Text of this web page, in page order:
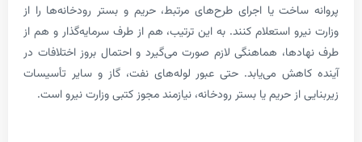
یا اجرای طرح‌های مرتبط، حریم و بستر رودخانه‌ها را از
استعلام کنند. به این ترتیب، هم از طرف سرمایه‌گذار و هم از
هماهنگی لازم صورت می‌گیرد و احتمال بروز اختلافات در
می‌یابد. حتی عبور لوله‌های نفت، گاز و سایر تأسیسات
از حریم یا بستر رودخانه، نیازمند مجوز کتبی وزارت نیرو است.